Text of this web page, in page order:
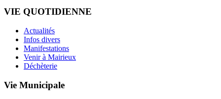
VIE QUOTIDIENNE
Actualités
Infos divers
Manifestations
Venir à Mairieux
Déchèterie
Vie Municipale